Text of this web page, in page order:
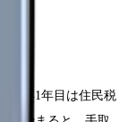
新卒1年目は住民税